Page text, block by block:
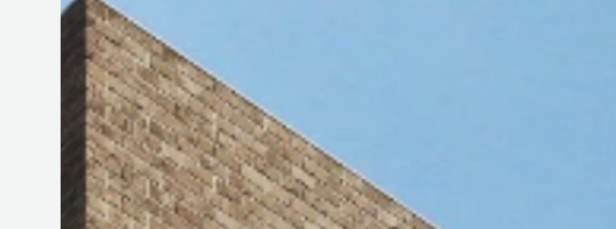
Kariéra
Kontakty
DOTAZNÍK KLADNO